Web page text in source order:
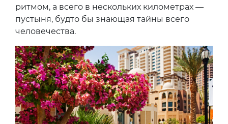
ритмом, а всего в нескольких километрах —
пустыня, будто бы знающая тайны всего
человечества.